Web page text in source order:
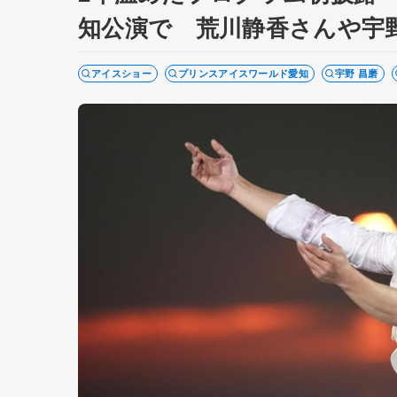
知公演で 荒川静香さんや宇
アイスショー プリンスアイスワールド愛知 宇野 昌磨